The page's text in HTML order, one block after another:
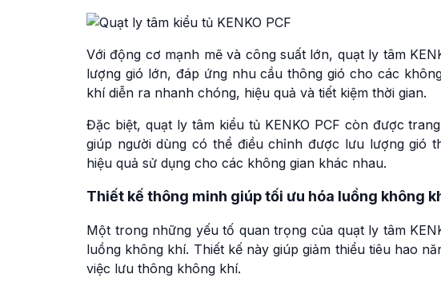
Với động cơ mạnh mẽ và công suất lớn, quạt ly tâm
lượng gió lớn, đáp ứng nhu cầu thông gió cho các
khí diễn ra nhanh chóng, hiệu quả và tiết kiệm thời gian.
Đặc biệt, quạt ly tâm kiểu tủ KENKO PCF còn được
giúp người dùng có thể điều chỉnh được lưu lượng gió
hiệu quả sử dụng cho các không gian khác nhau.
Thiết kế thông minh giúp tối ưu hóa luồng không
Một trong những yếu tố quan trọng của quạt ly tâm
luồng không khí. Thiết kế này giúp giảm thiểu tiêu hao
việc lưu thông không khí.